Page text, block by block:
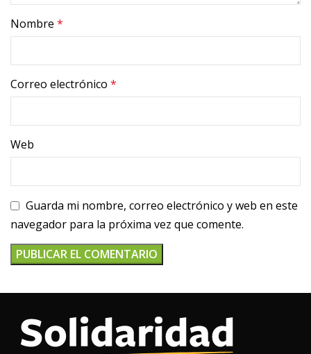
Nombre *
Correo electrónico *
Web
Guarda mi nombre, correo electrónico y web en este
navegador para la próxima vez que comente.